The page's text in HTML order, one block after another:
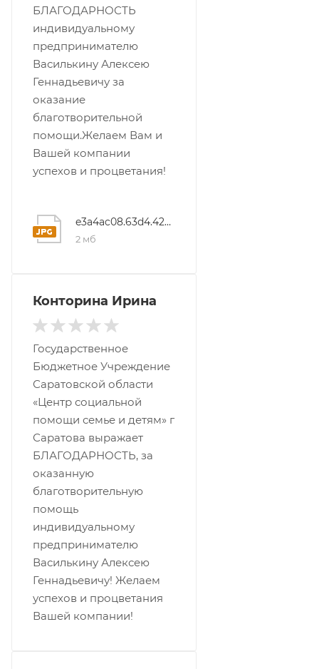
БЛАГОДАРНОСТЬ
индивидуальному
предпринимателю
Василькину Алексею
Геннадьевичу за
оказание
благотворительной
помощи.Желаем Вам и
Вашей компании
успехов и процветания!
e3a4ac08.63d4.429d.9eba.18d6ec324fa7
2 мб
Конторина Ирина
Государственное
Бюджетное Учреждение
Саратовской области
«Центр социальной
помощи семье и детям» г
Саратова выражает
БЛАГОДАРНОСТЬ, за
оказанную
благотворительную
помощь
индивидуальному
предпринимателю
Василькину Алексею
Геннадьевичу! Желаем
успехов и процветания
Вашей компании!